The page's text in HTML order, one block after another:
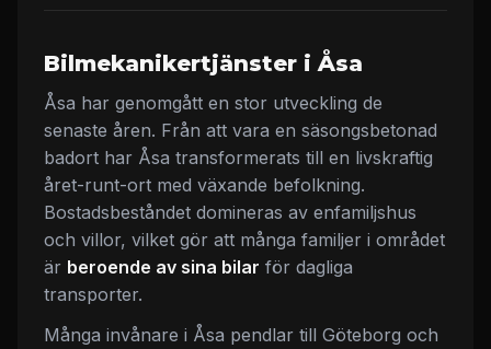
Bilmekanikertjänster i Åsa
Åsa har genomgått en stor utveckling de
senaste åren. Från att vara en säsongsbetonad
badort har Åsa transformerats till en livskraftig
året-runt-ort med växande befolkning.
Bostadsbeståndet domineras av enfamiljshus
och villor, vilket gör att många familjer i området
är beroende av sina bilar för dagliga
transporter.
Många invånare i Åsa pendlar till Göteborg och